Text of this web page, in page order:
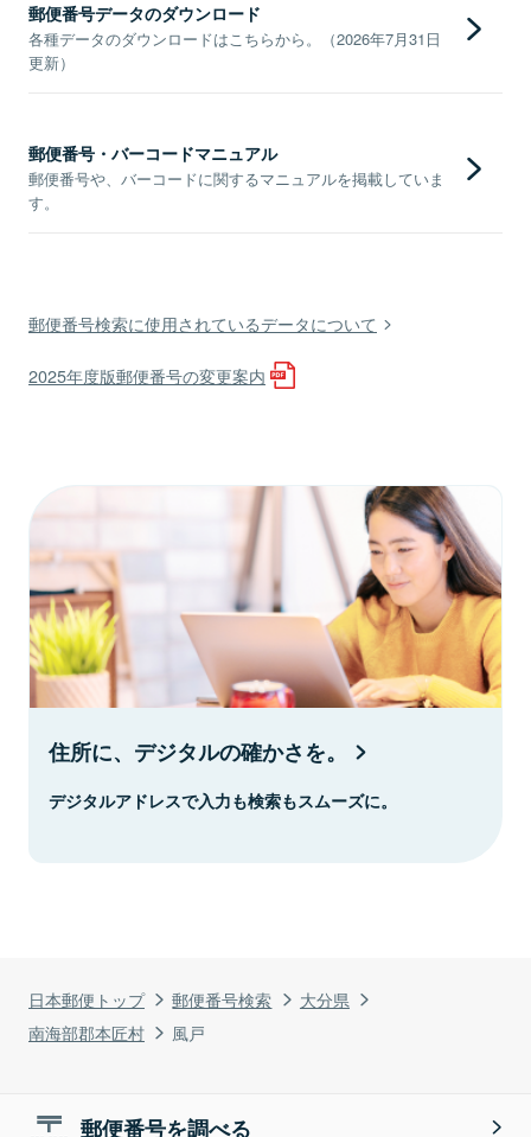
日本郵便トップ 郵便番号検索
大分県
南海部郡本匠村
風戸
郵便番号データのダウンロード
各種データのダウンロードはこちらから。（2026年7月31日
更新）
郵便番号・バーコードマニュアル
郵便番号や、バーコードに関するマニュアルを掲載していま
す。
郵便番号検索に使用されているデータについて
2025年度版郵便番号の変更案内
住所に、デジタルの確かさを。
デジタルアドレスで入力も検索もスムーズに。
郵便番号を調べる